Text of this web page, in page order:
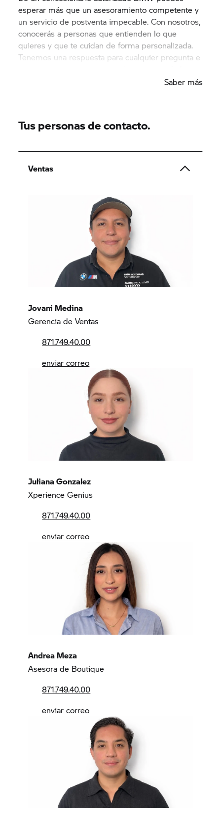
esperar más que un asesoramiento competente y
un servicio de postventa impecable. Con nosotros,
conocerás a personas que entienden lo que
quieres y que te cuidan de forma personalizada.
Tenemos una respuesta para cualquier pregunta e
Saber más
Tus personas de contacto.
Ventas
Jovani Medina
Gerencia de Ventas
871.749.40.00
enviar correo
Juliana Gonzalez
Xperience Genius
871.749.40.00
enviar correo
Andrea Meza
Asesora de Boutique
871.749.40.00
enviar correo